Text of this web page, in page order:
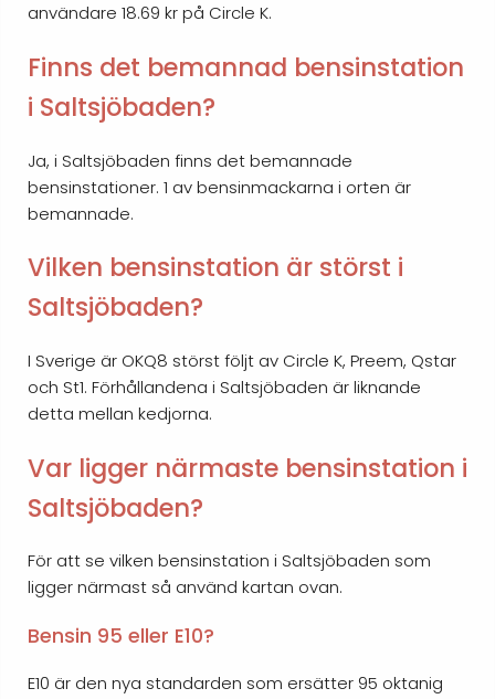
användare 18.69 kr på Circle K.
Finns det bemannad bensinstation
i Saltsjöbaden?
Ja, i Saltsjöbaden finns det bemannade
bensinstationer. 1 av bensinmackarna i orten är
bemannade.
Vilken bensinstation är störst i
Saltsjöbaden?
I Sverige är OKQ8 störst följt av Circle K, Preem, Qstar
och St1. Förhållandena i Saltsjöbaden är liknande
detta mellan kedjorna.
Var ligger närmaste bensinstation i
Saltsjöbaden?
För att se vilken bensinstation i Saltsjöbaden som
ligger närmast så använd kartan ovan.
Bensin 95 eller E10?
E10 är den nya standarden som ersätter 95 oktanig